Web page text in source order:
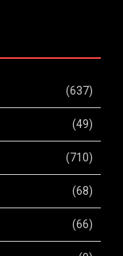
(637)
(49)
(710)
(68)
(66)